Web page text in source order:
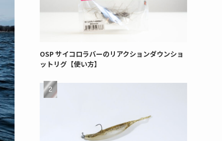
OSP サイコロラバーのリアクションダウンショ
ットリグ【使い方】